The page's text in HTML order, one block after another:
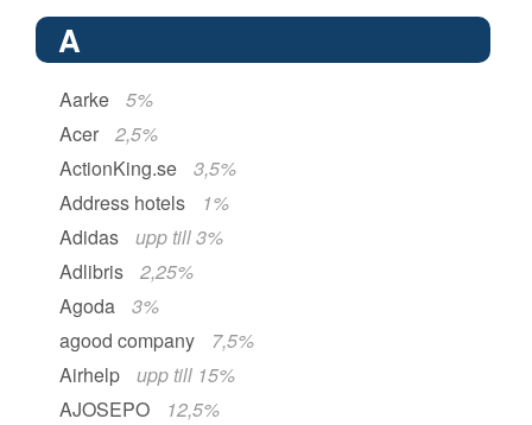
A
Aarke
5%
Acer
2,5%
ActionKing.se
3,5%
Address hotels
1%
Adidas
upp till 3%
Adlibris
2,25%
Agoda
3%
agood company
7,5%
Airhelp
upp till 15%
AJOSEPO
12,5%